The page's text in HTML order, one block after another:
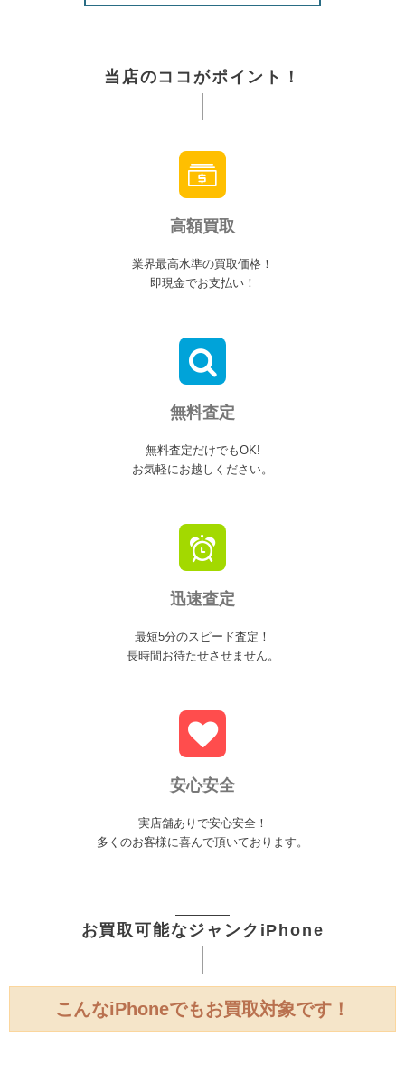
当店のココがポイント！
高額買取
業界最高水準の買取価格！
即現金でお支払い！
無料査定
無料査定だけでもOK!
お気軽にお越しください。
迅速査定
最短5分のスピード査定！
長時間お待たせさせません。
安心安全
実店舗ありで安心安全！
多くのお客様に喜んで頂いております。
お買取可能なジャンクiPhone
こんなiPhoneでもお買取対象です！